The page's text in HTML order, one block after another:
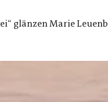
glänzen Marie